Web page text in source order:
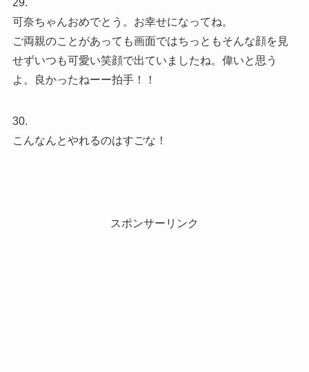
可奈ちゃんおめでとう。お幸せになってね。
ご両親のことがあっても画面ではちっともそんな顔を見
せずいつも可愛い笑顔で出ていましたね。偉いと思う
よ。良かったねーー拍手！！
30.
こんなんとやれるのはすごな！
スポンサーリンク